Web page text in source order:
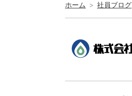
ホーム 社員ブログ